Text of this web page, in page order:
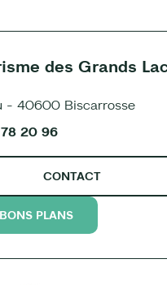
des Grands
- 40600 Biscarrosse
20 96
CONTACT
PLANS